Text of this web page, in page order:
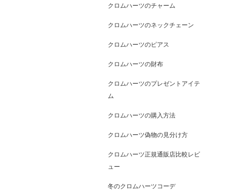
クロムハーツのチャーム
クロムハーツのネックチェーン
クロムハーツのピアス
クロムハーツの財布
クロムハーツのプレゼントアイテ
ム
クロムハーツの購入方法
クロムハーツ偽物の見分け方
クロムハーツ正規通販店比較レビ
ュー
冬のクロムハーツコーデ